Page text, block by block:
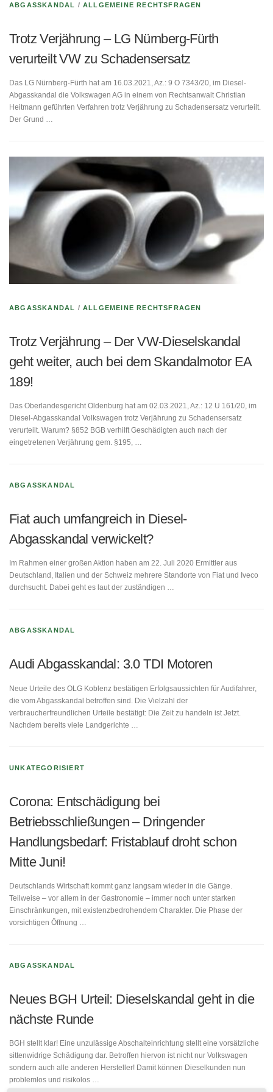
ABGASSKANDAL /ALLGEMEINE RECHTSFRAGEN
Trotz Verjährung – LG Nürnberg-Fürth
verurteilt VW zu Schadensersatz
Das LG Nürnberg-Fürth hat am 16.03.2021, Az.: 9 O 7343/20, im Diesel-
Abgasskandal die Volkswagen AG in einem von Rechtsanwalt Christian
Heitmann geführten Verfahren trotz Verjährung zu Schadensersatz verurteilt.
Der Grund …
ABGASSKANDAL /ALLGEMEINE RECHTSFRAGEN
Trotz Verjährung – Der VW-Dieselskandal
geht weiter, auch bei dem Skandalmotor EA
189!
Das Oberlandesgericht Oldenburg hat am 02.03.2021, Az.: 12 U 161/20, im
Diesel-Abgasskandal Volkswagen trotz Verjährung zu Schadensersatz
verurteilt. Warum? §852 BGB verhilft Geschädigten auch nach der
eingetretenen Verjährung gem. §195, …
ABGASSKANDAL
Fiat auch umfangreich in Diesel-
Abgasskandal verwickelt?
Im Rahmen einer großen Aktion haben am 22. Juli 2020 Ermittler aus
Deutschland, Italien und der Schweiz mehrere Standorte von Fiat und Iveco
durchsucht. Dabei geht es laut der zuständigen …
ABGASSKANDAL
Audi Abgasskandal: 3.0 TDI Motoren
Neue Urteile des OLG Koblenz bestätigen Erfolgsaussichten für Audifahrer,
die vom Abgasskandal betroffen sind. Die Vielzahl der
verbraucherfreundlichen Urteile bestätigt: Die Zeit zu handeln ist Jetzt.
Nachdem bereits viele Landgerichte …
UNKATEGORISIERT
Corona: Entschädigung bei
Betriebsschließungen – Dringender
Handlungsbedarf: Fristablauf droht schon
Mitte Juni!
Deutschlands Wirtschaft kommt ganz langsam wieder in die Gänge.
Teilweise – vor allem in der Gastronomie – immer noch unter starken
Einschränkungen, mit existenzbedrohendem Charakter. Die Phase der
vorsichtigen Öffnung …
ABGASSKANDAL
Neues BGH Urteil: Dieselskandal geht in die
nächste Runde
BGH stellt klar! Eine unzulässige Abschalteinrichtung stellt eine vorsätzliche
sittenwidrige Schädigung dar. Betroffen hiervon ist nicht nur Volkswagen
sondern auch alle anderen Hersteller! Damit können Dieselkunden nun
problemlos und risikolos …